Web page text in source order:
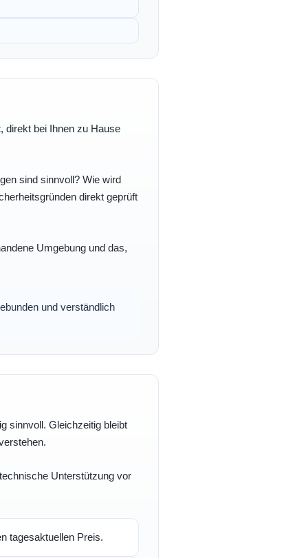
direkt bei Ihnen zu Hause
sind sinnvoll? Wie wird
direkt geprüft
Umgebung und das,
und verständlich
sinnvoll. Gleichzeitig bleibt
Unterstützung vor
tagesaktuellen Preis.